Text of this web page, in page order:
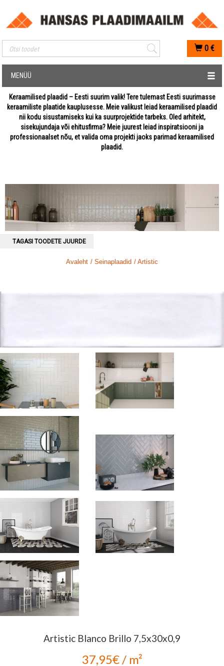
Mobiilis otsimise sisestus
0 €
MENÜÜ
Keraamilised plaadid – Eesti suurim valik! Tere tulemast Eesti suurimasse
keraamiliste plaatide kauplusesse. Meie valikust leiad keraamilised plaadid
nii kodu sisustamiseks kui ka suurprojektide tarbeks. Oled arhitekt,
sisekujundaja või ehitusfirma? Meie juurest leiad inspiratsiooni ja
professionaalset nõu, et valida oma projekti jaoks parimad keraamilised
plaadid.
TAGASI TOODETE JUURDE
Avaleht / Seinaplaadid / Artistic
Artistic Blanco Brillo 7,5x30x0,9
37,95€ / m²